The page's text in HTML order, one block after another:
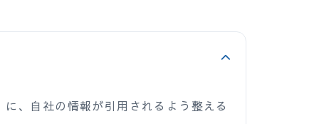
自社の情報が引用されるよう整える